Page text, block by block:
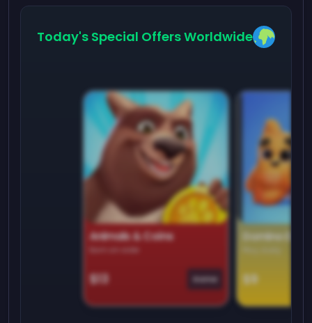
Today's Special Offers Worldwide
Animals & Coins
$13 Game
Domino
$9